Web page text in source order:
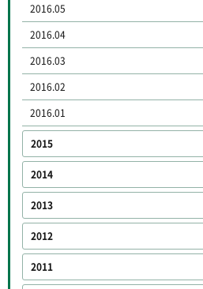
2016.05
2016.04
2016.03
2016.02
2016.01
2015
2014
2013
2012
2011